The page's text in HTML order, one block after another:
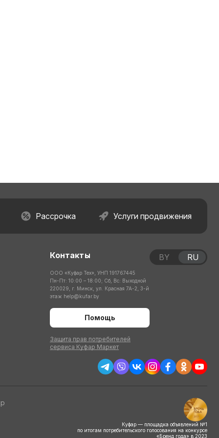
Рассрочка Услуги продвижения
Контакты
ООО «Куфар Тех», УНП 191767445
Пн-Пт: 10:00 – 18:00; Сб, Вс: Выходной
220029, г. Минск, ул. Красная 7А-2, 3-й
этаж help@kufar.by
Помощь
Защита прав потребителей
сервиса Куфар Маркет
BY RU
Куфар — площадка объявлений №1
по итогам потребительского голосования на конкурсе
«Бренд года» в 2023